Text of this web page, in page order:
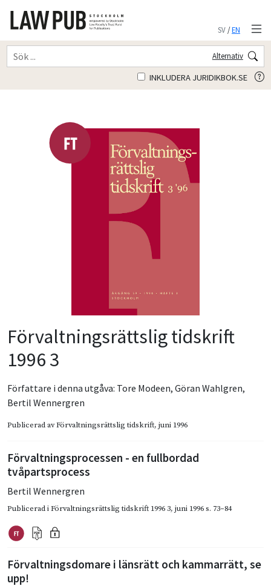
SV/EN
Alternativ
INKLUDERA JURIDIKBOK.SE
Förvaltningsrättslig tidskrift
1996 3
Författare i denna utgåva: Tore Modeen, Göran Wahlgren,
Bertil Wennergren
Publicerad avFörvaltningsrättslig tidskrift, juni 1996
Förvaltningsprocessen - en fullbordad
tvåpartsprocess
Bertil Wennergren
Publicerad iFörvaltningsrättslig tidskrift 1996 3, juni 1996s. 73–84
Förvaltningsdomare i länsrätt och kammarrätt, se
upp!